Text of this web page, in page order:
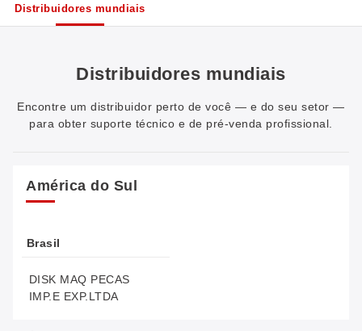
Distribuidores mundiais
Distribuidores mundiais
Encontre um distribuidor perto de você — e do seu setor —
para obter suporte técnico e de pré-venda profissional.
América do Sul
Brasil
DISK MAQ PECAS
IMP.E EXP.LTDA